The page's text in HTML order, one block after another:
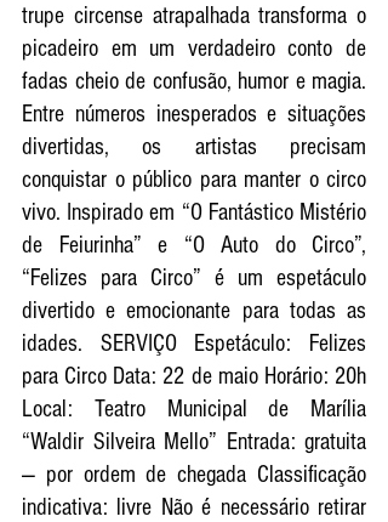
trupe circense atrapalhada transforma o
picadeiro em um verdadeiro conto de
fadas cheio de confusão, humor e magia.
Entre números inesperados e situações
divertidas, os artistas precisam
conquistar o público para manter o circo
vivo. Inspirado em “O Fantástico Mistério
de Feiurinha” e “O Auto do Circo”,
“Felizes para Circo” é um espetáculo
divertido e emocionante para todas as
idades. SERVIÇO Espetáculo: Felizes
para Circo Data: 22 de maio Horário: 20h
Local: Teatro Municipal de Marília
“Waldir Silveira Mello” Entrada: gratuita
— por ordem de chegada Classificação
indicativa: livre Não é necessário retirar